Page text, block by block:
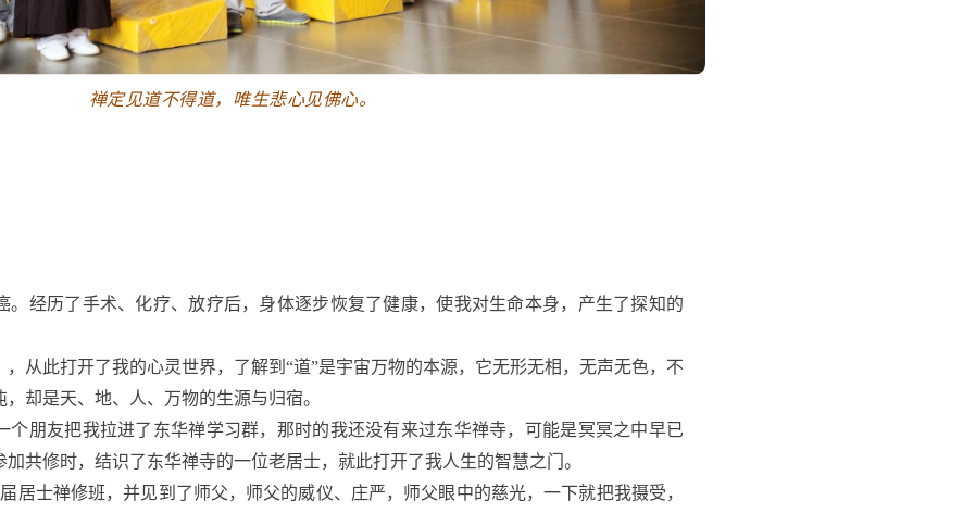
禅定见道不得道，唯生悲心见佛心。
。经历了手术、化疗、放疗后，身体逐步恢复了健康，使我对生命本身，产生了探知的
从此打开了我的心灵世界，了解到“道”是宇宙万物的本源，它无形无相，无声无色，不
却是天、地、人、万物的生源与归宿。
个朋友把我拉进了东华禅学习群，那时的我还没有来过东华禅寺，可能是冥冥之中早已
加共修时，结识了东华禅寺的一位老居士，就此打开了我人生的智慧之门。
居士禅修班，并见到了师父，师父的威仪、庄严，师父眼中的慈光，一下就把我摄受，